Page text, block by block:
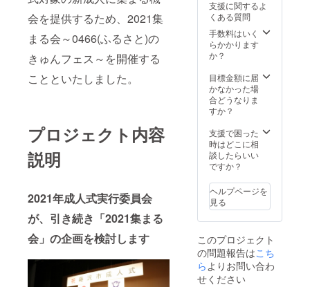
会を提供するため、2021集
まる会～0466(ふるさと)の
きゅんフェス～を開催する
ことといたしました。
プロジェクト内容
説明
2021年成人式実行委員会
が、引き続き「2021集まる
会」の企画を検討します
支援に関するよ
くある質問
手数料はいく
らかかります
か？
目標金額に届
かなかった場
合どうなりま
すか？
支援で困った
時はどこに相
談したらいい
ですか？
ヘルプページを
見る
このプロジェクト
の問題報告はこち
らよりお問い合わ
せください